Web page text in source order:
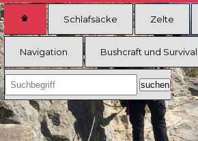
Schlafsäcke Zelte
Navigation Bushcraft und Survival